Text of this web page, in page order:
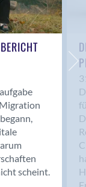
scheint.